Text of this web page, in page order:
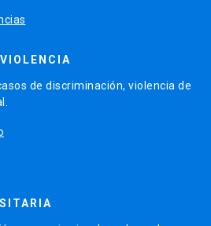
de discriminación, violencia de